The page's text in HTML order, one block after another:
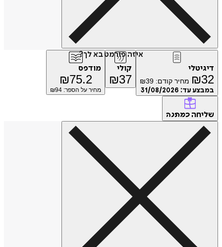
איזה פורמט בא לך?
דיגיטלי
₪32 מחיר קודם: ₪39
במבצע עד: 31/08/2026
קולי
₪37
מודפס
₪75.2
מחיר על הספר: ₪ 94
שליחה כמתנה